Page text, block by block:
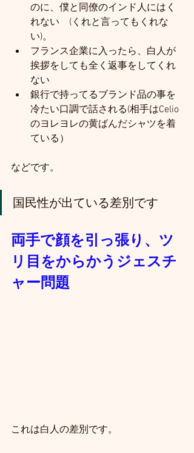
のに、僕と同僚のインド人にはく
れない　(くれと言ってもくれな
い)。
フランス企業に入ったら、白人が
挨拶をしても全く返事をしてくれ
ない
銀行で持ってるブランド品の事を
冷たい口調で話される(相手はCelio
のヨレヨレの黄ばんだシャツを着
ている）
などです。
国民性が出ている差別です
両手で顔を引っ張り、ツ
リ目をからかうジェスチ
ャー問題
これは白人の差別です。